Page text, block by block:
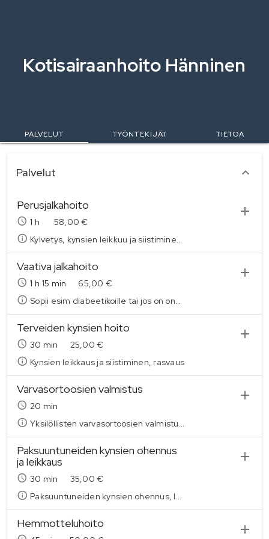
Kotisairaanhoito Hänninen
PALVELUT TYÖNTEKIJÄT TIETOA
Palvelut
Perusjalkahoito
1 h
58,00 €
Kylvetys, kynsien leikkuu ja siistiminen, kevyiden kovettumien tai pienten känsien poisto, ihon hoito, rasvaus ja lyhyt hieronta
Vaativa jalkahoito
1 h 15 min
65,00 €
Sopii esim diabeetikoille tai jos on ongelmakohtia jaloissa. Jalkojen alkututkimus, kylvetys, kynsien ohennus tarvittaessa, leikkuu ja siistiminen, kovettumien ja/tai känsien poisto, ihon hoito, rasvaus ja hieronta
Terveiden kynsien hoito
30 min
25,00 €
Kynsien leikkaus ja siistiminen, rasvaus
Varvasortoosien valmistus
20 min
Yksilöllisten varvasortoosien valmistus. 20-40€
Paksuuntuneiden kynsien ohennus
ja leikkaus
30 min
35,00 €
Paksuuntuneiden kynsien ohennus, leikkaus ja siistiminen, kynsiseerumi
Hemmotteluhoito